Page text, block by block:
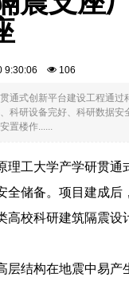
9:30:06 106
通式创新平台建设工程通
科研设备完好、科研数据
置楼作......
工大学产学研贯通
储备。项目建成
校科研建筑隔震设
结构在地震中易产